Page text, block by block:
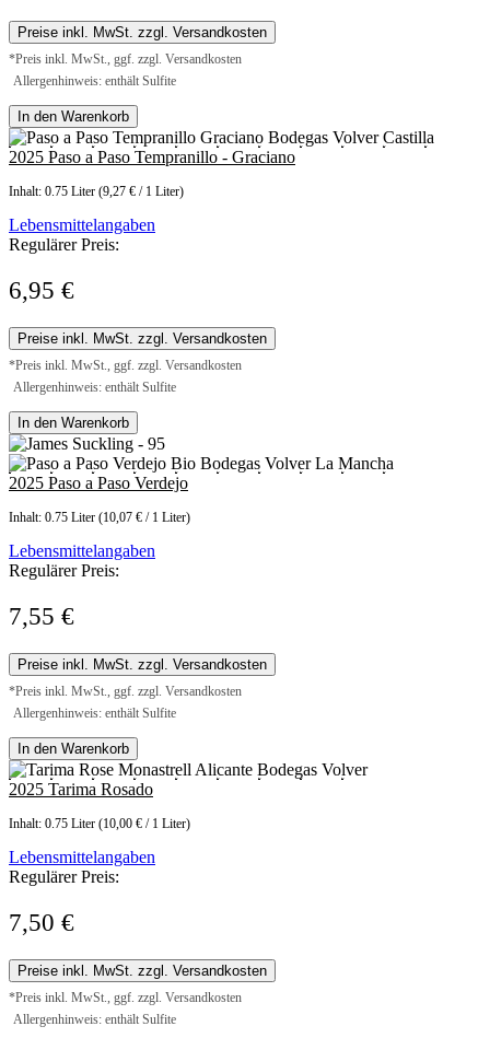
Preise inkl. MwSt. zzgl. Versandkosten
*Preis inkl. MwSt., ggf. zzgl. Versandkosten
Allergenhinweis: enthält Sulfite
In den Warenkorb
2025 Paso a Paso Tempranillo - Graciano
Inhalt: 0.75 Liter (9,27 € / 1 Liter)
Lebensmittelangaben
Regulärer Preis:
6,95 €
Preise inkl. MwSt. zzgl. Versandkosten
*Preis inkl. MwSt., ggf. zzgl. Versandkosten
Allergenhinweis: enthält Sulfite
In den Warenkorb
2025 Paso a Paso Verdejo
Inhalt: 0.75 Liter (10,07 € / 1 Liter)
Lebensmittelangaben
Regulärer Preis:
7,55 €
Preise inkl. MwSt. zzgl. Versandkosten
*Preis inkl. MwSt., ggf. zzgl. Versandkosten
Allergenhinweis: enthält Sulfite
In den Warenkorb
2025 Tarima Rosado
Inhalt: 0.75 Liter (10,00 € / 1 Liter)
Lebensmittelangaben
Regulärer Preis:
7,50 €
Preise inkl. MwSt. zzgl. Versandkosten
*Preis inkl. MwSt., ggf. zzgl. Versandkosten
Allergenhinweis: enthält Sulfite